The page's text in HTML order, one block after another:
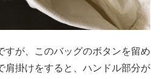
すが、このバッグのボタンを留め
肩掛けをすると、ハンドル部分が